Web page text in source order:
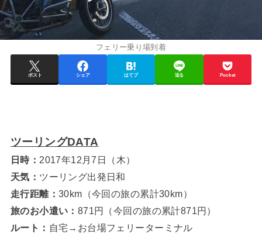
フェリー乗り場到着
ポスト シェア はてブ 送る Pocket
ツーリングDATA
日時： 2017年12月7日（木）
天気： ツーリング出発日和
走行距離： 30km（今回の旅の累計30km）
旅のお小遣い： 871円（今回の旅の累計871円）
ルート： 自宅→お台場フェリーターミナル